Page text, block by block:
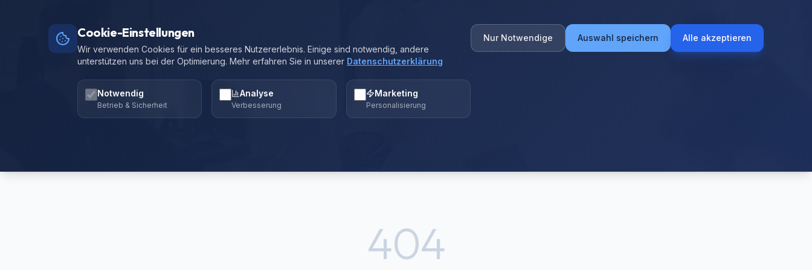
404
Cookie-Einstellungen
Wir verwenden Cookies für ein besseres Nutzererlebnis. Einige sind notwendig, andere
unterstützen uns bei der Optimierung. Mehr erfahren Sie in unserer Datenschutzerklärung
Notwendig
Betrieb & Sicherheit
Analyse
Verbesserung
Marketing
Personalisierung
Nur Notwendige Auswahl speichern Alle akzeptieren